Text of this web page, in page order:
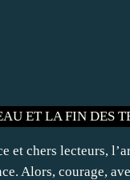
et chers lecteurs,
Alors, courage,